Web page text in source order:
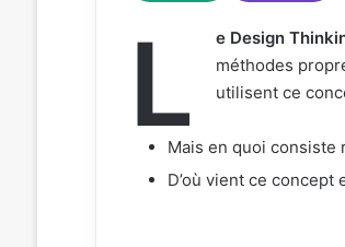
L e Design
méthodes
utilisent ce
Mais en quoi consiste
D’où vient ce concept